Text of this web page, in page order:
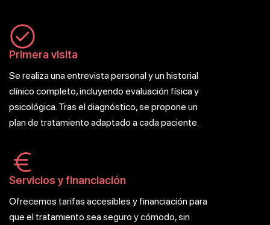
Primera visita
Se realiza una entrevista personal y un historial
clínico completo, incluyendo evaluación física y
psicológica. Tras el diagnóstico, se propone un
plan de tratamiento adaptado a cada paciente.
Servicios y financiación
Ofrecemos tarifas accesibles y financiación para
que el tratamiento sea seguro y cómodo, sin